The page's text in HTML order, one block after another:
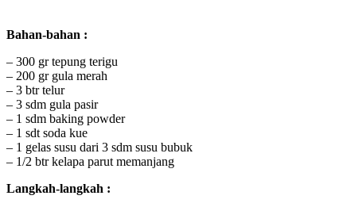
Bahan-bahan :
– 300 gr tepung terigu
– 200 gr gula merah
– 3 btr telur
– 3 sdm gula pasir
– 1 sdm baking powder
– 1 sdt soda kue
– 1 gelas susu dari 3 sdm susu bubuk
– 1/2 btr kelapa parut memanjang
Langkah-langkah :